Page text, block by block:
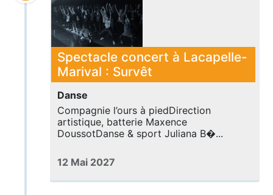
Spectacle concert à Lacapelle-
Marival : Survêt
Danse
Compagnie l’ours à piedDirection
artistique, batterie Maxence
DoussotDanse & sport Juliana B�...
12 Mai 2027